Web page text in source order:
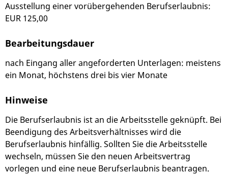
Ausstellung einer vorübergehenden Berufserlaubnis:
EUR 125,00
Bearbeitungsdauer
nach Eingang aller angeforderten Unterlagen: meistens
ein Monat, höchstens drei bis vier Monate
Hinweise
Die Berufserlaubnis ist an die Arbeitsstelle geknüpft. Bei
Beendigung des Arbeitsverhältnisses wird die
Berufserlaubnis hinfällig. Sollten Sie die Arbeitsstelle
wechseln, müssen Sie den neuen Arbeitsvertrag
vorlegen und eine neue Berufserlaubnis beantragen.